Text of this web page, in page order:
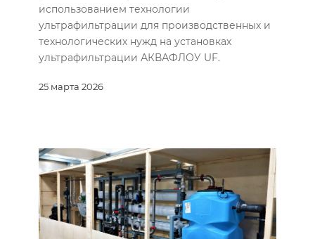
25 марта 2026
использованием технологии
ультрафильтрации для производственных и
технологических нужд на установках
ультрафильтрации АКВАФЛОУ UF.